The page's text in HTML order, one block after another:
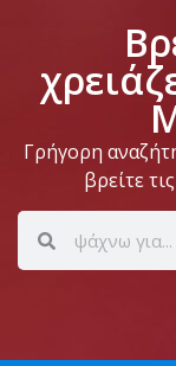
Γρήγορη
βρείτε